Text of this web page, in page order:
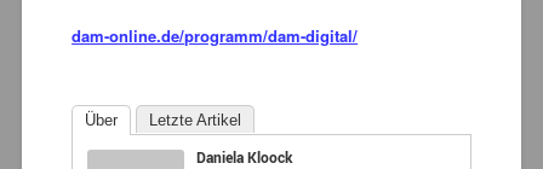
dam-online.de/programm/dam-digital/
Über Letzte Artikel
Daniela Kloock